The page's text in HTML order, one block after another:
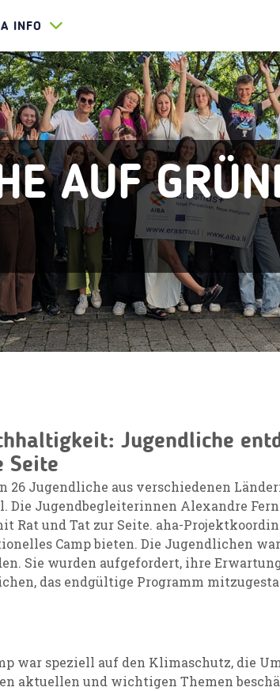
INFO
AUF
Jugendliche
Seite
26 Jugendliche aus verschiedenen
Jugendbegleiterinnen Alexandre
Rat und Tat zur Seite. aha-
Camp bieten. Die Jugendlichen
Sie wurden aufgefordert, ihre
das endgültige Programm
war speziell auf den Klimaschutz, die
aktuellen und wichtigen Themen